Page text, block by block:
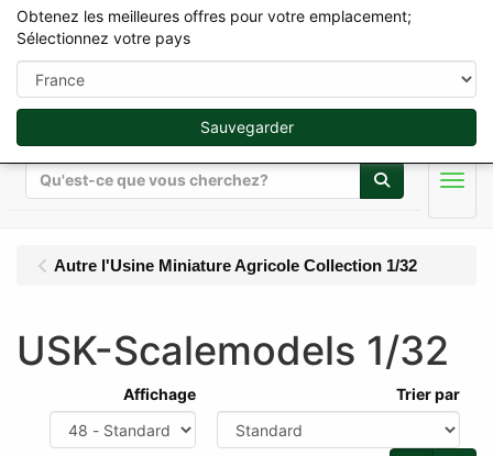
RechercherMenu
Autre l'Usine Miniature Agricole Collection 1/32
USK-Scalemodels 1/32
Affichage Trier par
Obtenez les meilleures offres pour votre emplacement;
Sélectionnez votre pays
Sauvegarder